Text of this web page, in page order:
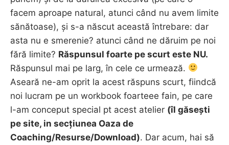
facem aproape natural, atunci când nu avem limite
sănătoase), și s-a născut această întrebare: dar
asta nu e smerenie? atunci când ne dăruim pe noi
fără limite? Răspunsul foarte pe scurt este NU.
Răspunsul mai pe larg, în cele ce urmează.
Aseară ne-am oprit la acest răspuns scurt, fiindcă
noi lucram pe un workbook foarteee fain, pe care
l-am conceput special pt acest atelier (îl găsești
pe site, in secțiunea Oaza de
Coaching/Resurse/Download). Dar acum, hai să